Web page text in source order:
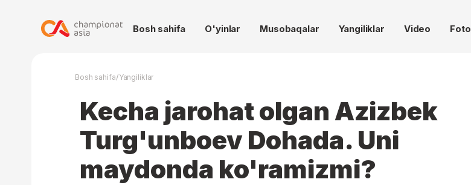
Bosh sahifa O'yinlar Musobaqalar Yangiliklar Video Foto
Bosh sahifa/Yangiliklar
Kecha jarohat olgan Azizbek
Turg'unboev Dohada. Uni
maydonda ko'ramizmi?